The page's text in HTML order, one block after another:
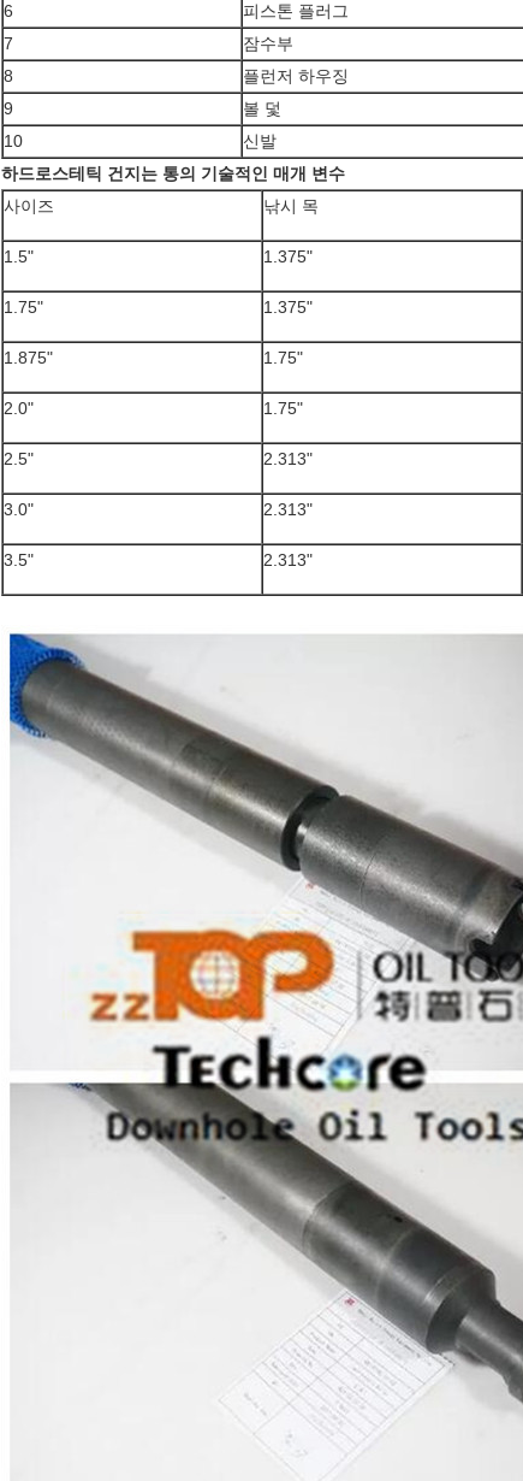
6
피스톤 플러그
7
잠수부
8
플런저 하우징
9
볼 덫
10
신발
하드로스테틱 건지는 통의 기술적인 매개 변수
사이즈
낚시 목
1.5" 1.375"
1.75" 1.375"
1.875" 1.75"
2.0" 1.75"
2.5" 2.313"
3.0" 2.313"
3.5" 2.313"